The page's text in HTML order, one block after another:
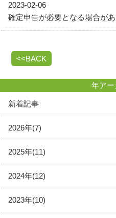
2023-02-06
確定申告が必要となる場合があ
<<BACK
年ア
新着記事
2026年(7)
2025年(11)
2024年(12)
2023年(10)